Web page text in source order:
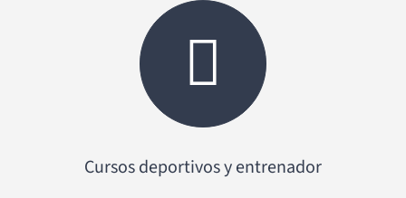
Cursos deportivos y entrenador